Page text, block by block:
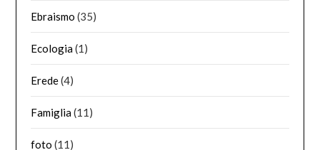
Ebraismo (35)
Ecologia(1)
Erede(4)
Famiglia(11)
foto (11)